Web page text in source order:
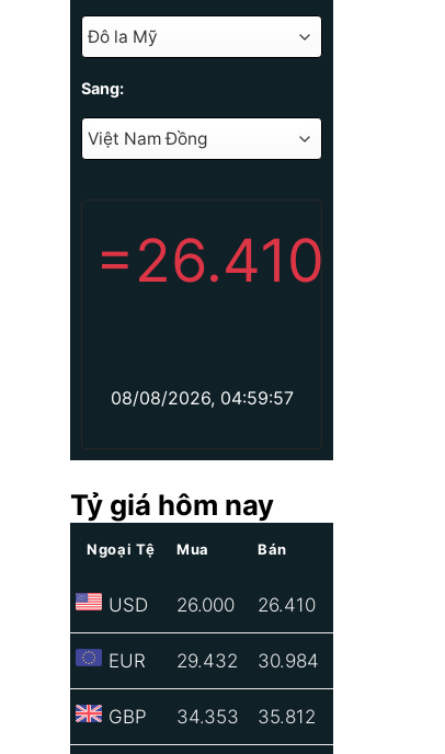
Sang:
=26.410
08/08/2026, 04:59:57
Tỷ giá hôm nay
Ngoại Tệ Mua Bán
USD 26.000 26.410
EUR 29.432 30.984
GBP 34.353 35.812